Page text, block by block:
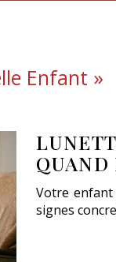
Enfant »
QUAND
Votre
signes